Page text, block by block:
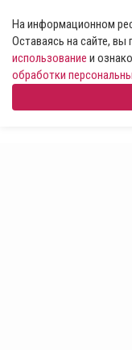
На информационном
Оставаясь на сайте,
использование и
обработки